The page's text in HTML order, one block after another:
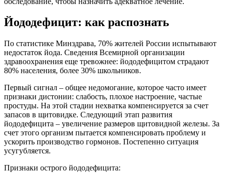
Йододефицит: как распознать
По статистике Минздрава, 70% жителей России испытывают
недостаток йода. Сведения Всемирной организации
здравоохранения еще тревожнее: йододефицитом страдают
80% населения, более 30% школьников.
Первый сигнал – общее недомогание, которое часто имеет
признаки дистонии: слабость, плохое настроение, частые
простуды. На этой стадии нехватка компенсируется за счет
запасов в щитовидке. Следующий этап развития
йододефицита – увеличение размеров щитовидной железы. За
счет этого организм пытается компенсировать проблему и
ускорить производство гормонов. Постепенно ситуация
усугубляется.
Признаки острого йододефицита: